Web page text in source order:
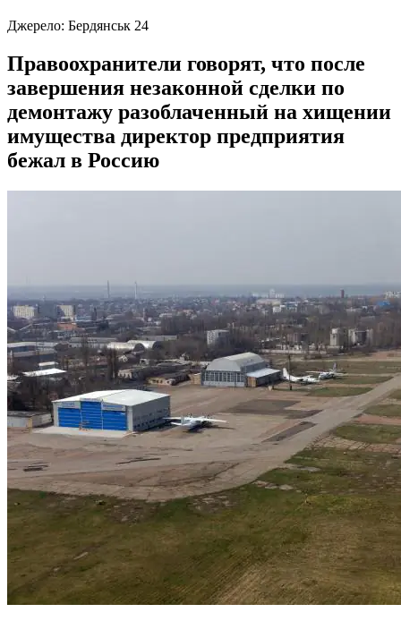
Джерело: Бердянськ 24
Правоохранители говорят, что после
завершения незаконной сделки по
демонтажу разоблаченный на хищении
имущества директор предприятия
бежал в Россию